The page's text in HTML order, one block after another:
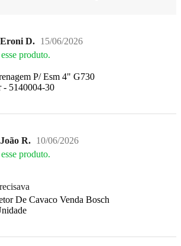
Eroni D. 15/06/2026
produto.
P/ Esm 4" G730
5140004-30
João R. 10/06/2026
produto.
De Cavaco Venda Bosch